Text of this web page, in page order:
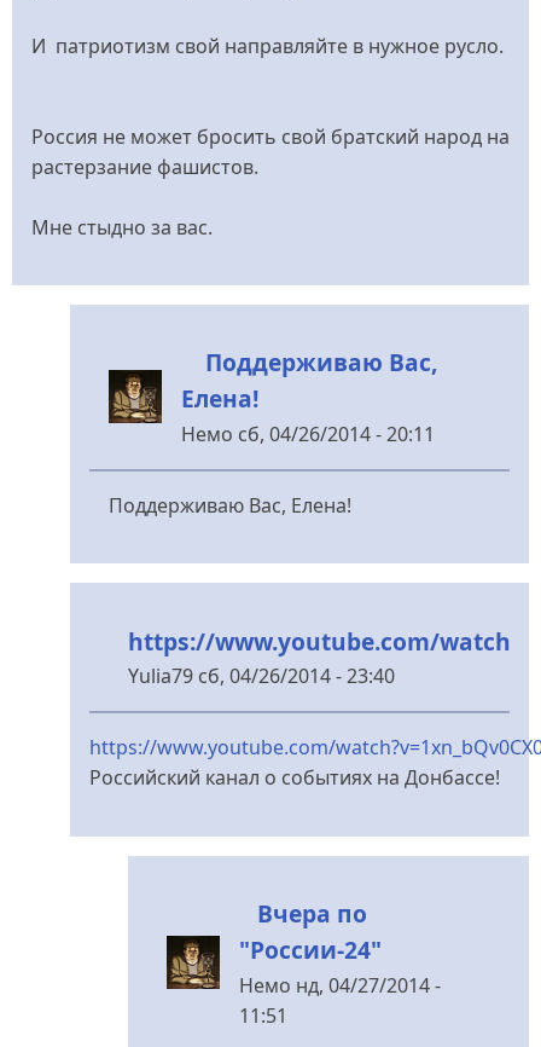
И патриотизм свой направляйте в нужное русло.
Россия не может бросить свой братский народ на
растерзание фашистов.
Мне стыдно за вас.
Поддерживаю Вас,
Елена!
Немо сб, 04/26/2014 - 20:11
У
відповідь
очнитесь,
что
за
від
glazunovaea
Поддерживаю Вас, Елена!
https://www.youtube.com/watch
Yulia79 сб, 04/26/2014 - 23:40
У
відповідь
до
это
glazunovaea
https://www.youtube.com/
Российский канал о событиях на Донбассе!
Вчера по
"России-24"
Немо нд, 04/27/2014 -
11:51